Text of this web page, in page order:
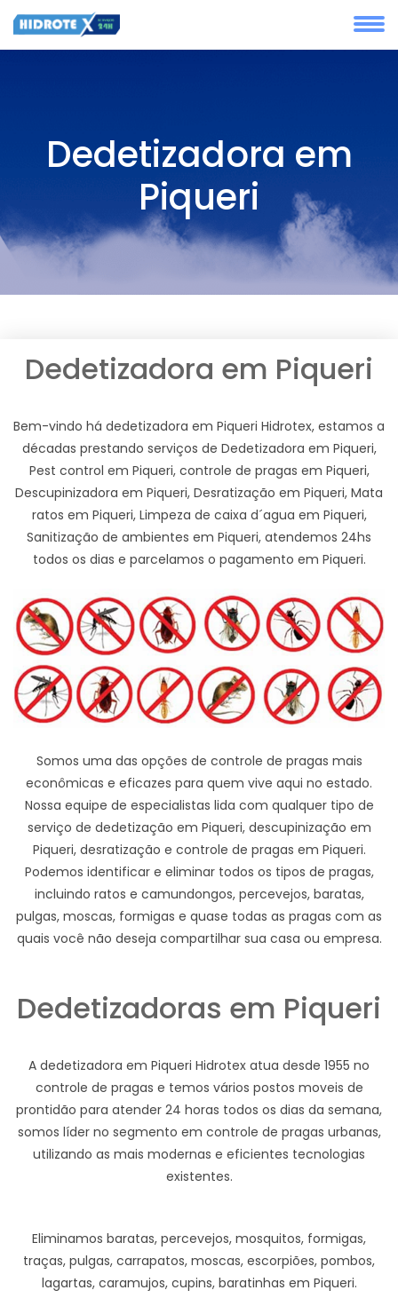
Dedetizadora em
Piqueri
Dedetizadora em Piqueri
Bem-vindo há dedetizadora em Piqueri Hidrotex, estamos a
décadas prestando serviços de Dedetizadora em Piqueri,
Pest control em Piqueri, controle de pragas em Piqueri,
Descupinizadora em Piqueri, Desratização em Piqueri, Mata
ratos em Piqueri, Limpeza de caixa d´agua em Piqueri,
Sanitização de ambientes em Piqueri, atendemos 24hs
todos os dias e parcelamos o pagamento em Piqueri.
Somos uma das opções de controle de pragas mais
econômicas e eficazes para quem vive aqui no estado.
Nossa equipe de especialistas lida com qualquer tipo de
serviço de dedetização em Piqueri, descupinização em
Piqueri, desratização e controle de pragas em Piqueri.
Podemos identificar e eliminar todos os tipos de pragas,
incluindo ratos e camundongos, percevejos, baratas,
pulgas, moscas, formigas e quase todas as pragas com as
quais você não deseja compartilhar sua casa ou empresa.
Dedetizadoras em Piqueri
A dedetizadora em Piqueri Hidrotex atua desde 1955 no
controle de pragas e temos vários postos moveis de
prontidão para atender 24 horas todos os dias da semana,
somos líder no segmento em controle de pragas urbanas,
utilizando as mais modernas e eficientes tecnologias
existentes.
Eliminamos baratas, percevejos, mosquitos, formigas,
traças, pulgas, carrapatos, moscas, escorpiões, pombos,
lagartas, caramujos, cupins, baratinhas em Piqueri.